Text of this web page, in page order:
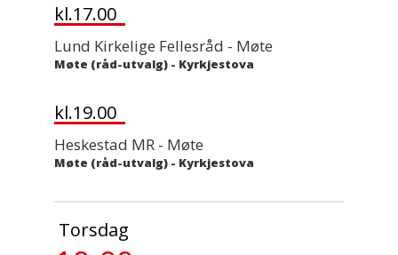
kl.17.00
Lund Kirkelige Fellesråd - Møte
Møte (råd-utvalg) - Kyrkjestova
kl.19.00
Heskestad MR - Møte
Møte (råd-utvalg) - Kyrkjestova
Torsdag